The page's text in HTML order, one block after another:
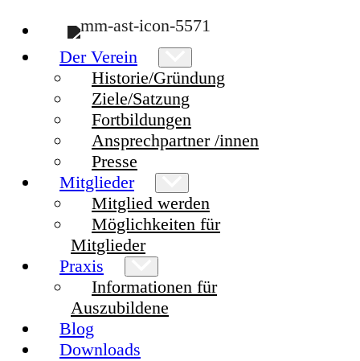
Der Verein
Historie/Gründung
Ziele/Satzung
Fortbildungen
Ansprechpartner /innen
Presse
Mitglieder
Mitglied werden
Möglichkeiten für
Mitglieder
Praxis
Informationen für
Auszubildene
Blog
Downloads